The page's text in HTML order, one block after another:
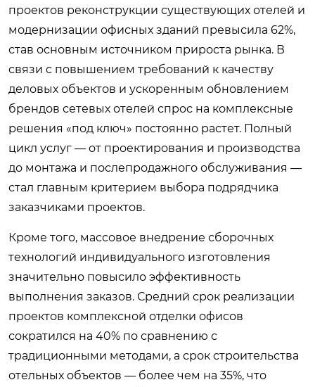
проектов реконструкции существующих отелей и
модернизации офисных зданий превысила 62%,
став основным источником прироста рынка. В
связи с повышением требований к качеству
деловых объектов и ускоренным обновлением
брендов сетевых отелей спрос на комплексные
решения «под ключ» постоянно растет. Полный
цикл услуг — от проектирования и производства
до монтажа и послепродажного обслуживания —
стал главным критерием выбора подрядчика
заказчиками проектов.
Кроме того, массовое внедрение сборочных
технологий индивидуального изготовления
значительно повысило эффективность
выполнения заказов. Средний срок реализации
проектов комплексной отделки офисов
сократился на 40% по сравнению с
традиционными методами, а срок строительства
отельных объектов — более чем на 35%, что